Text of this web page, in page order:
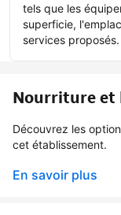
tels que les
superficie,
services proposés.
Nourriture et
Découvrez les
cet établissement.
En savoir plus